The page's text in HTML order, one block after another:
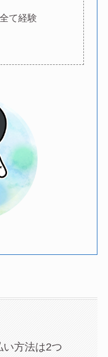
て経験
方法は2つ